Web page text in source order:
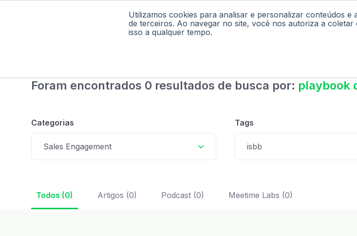
Utilizamos cookies para analisar e personalizar conteúdos
de terceiros. Ao navegar no site, você nos autoriza a
isso a qualquer tempo.
Home Podcast Materiais Labs
Foram encontrados 0 resultados de busca por: playbook
Categorias
Sales Engagement
Tags
isbb
Todos (0) Artigos (0) Podcast (0) Meetime Labs (0)